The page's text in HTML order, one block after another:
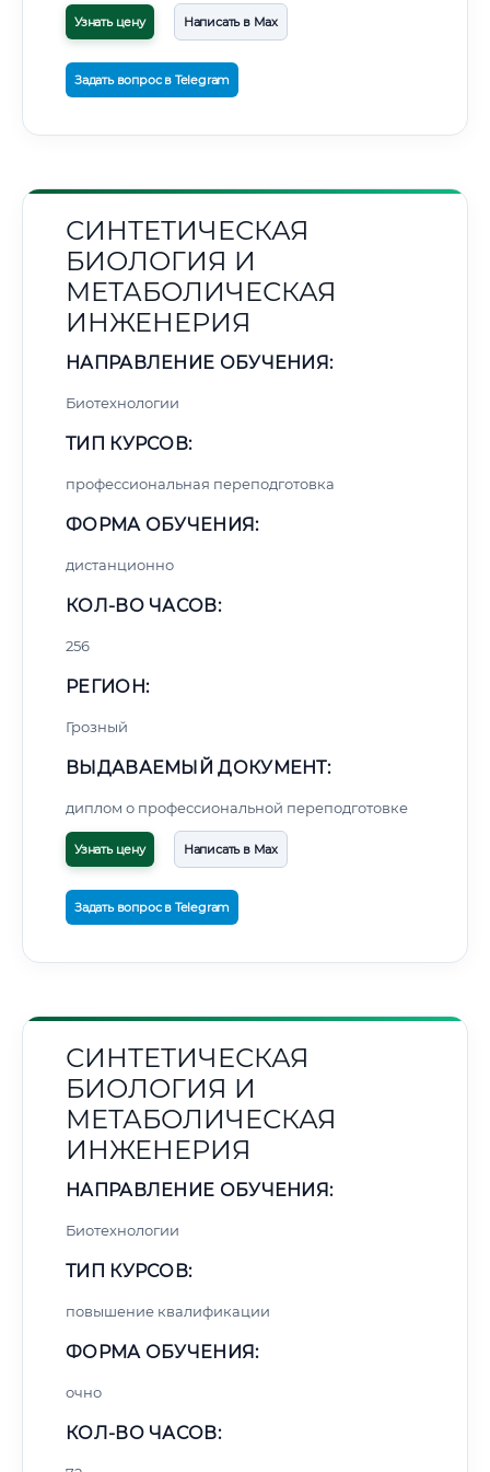
Узнать цену Написать в Max
Задать вопрос в Telegram
СИНТЕТИЧЕСКАЯ
БИОЛОГИЯ И
МЕТАБОЛИЧЕСКАЯ
ИНЖЕНЕРИЯ
НАПРАВЛЕНИЕ ОБУЧЕНИЯ:
Биотехнологии
ТИП КУРСОВ:
профессиональная переподготовка
ФОРМА ОБУЧЕНИЯ:
дистанционно
КОЛ-ВО ЧАСОВ:
256
РЕГИОН:
Грозный
ВЫДАВАЕМЫЙ ДОКУМЕНТ:
диплом о профессиональной переподготовке
Узнать цену Написать в Max
Задать вопрос в Telegram
СИНТЕТИЧЕСКАЯ
БИОЛОГИЯ И
МЕТАБОЛИЧЕСКАЯ
ИНЖЕНЕРИЯ
НАПРАВЛЕНИЕ ОБУЧЕНИЯ:
Биотехнологии
ТИП КУРСОВ:
повышение квалификации
ФОРМА ОБУЧЕНИЯ:
очно
КОЛ-ВО ЧАСОВ: